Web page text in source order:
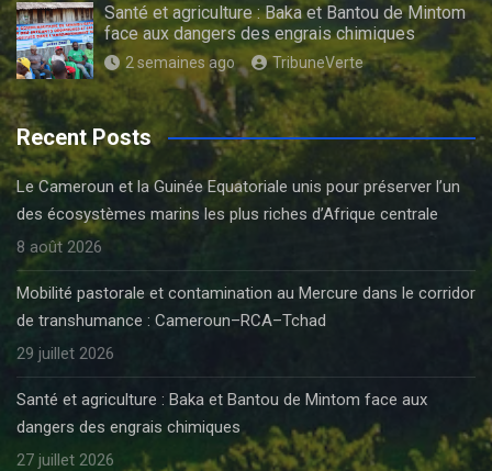
Santé et agriculture : Baka et Bantou de Mintom
face aux dangers des engrais chimiques
2 semaines ago TribuneVerte
Recent Posts
Le Cameroun et la Guinée Equatoriale unis pour préserver l’un
des écosystèmes marins les plus riches d’Afrique centrale
8 août 2026
Mobilité pastorale et contamination au Mercure dans le corridor
de transhumance : Cameroun–RCA–Tchad
29 juillet 2026
Santé et agriculture : Baka et Bantou de Mintom face aux
dangers des engrais chimiques
27 juillet 2026